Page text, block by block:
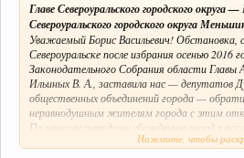
Главе Североуральского городского
Североуральского городского округа
Уважаемый Борис Васильевич! Обстановка,
Североуральске после избрания осенью 2016
Законодательного Собрания области
Ильиных В. А., заставила нас — депутатов
общественных объединений города —
неравнодушным жителям города с этим
По нашему твердому убеждению город в
завоеванные при Ильиных В. А. позиции, в
Нажмите, чтобы